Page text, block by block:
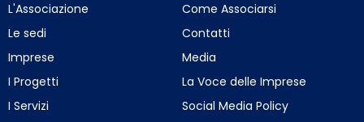
L'Associazione
Le sedi
Imprese
I Progetti
I Servizi
Come Associarsi
Contatti
Media
La Voce delle Imprese
Social Media Policy